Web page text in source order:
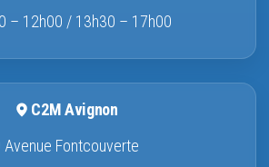
– 12h00 / 13h30 – 17h00
C2M Avignon
Avenue Fontcouverte